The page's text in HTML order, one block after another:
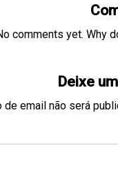
comments yet. Why
Deixe
de email não será